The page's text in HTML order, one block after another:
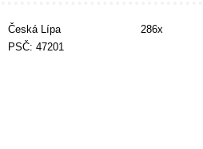
Česká Lípa
PSČ: 47201
286x